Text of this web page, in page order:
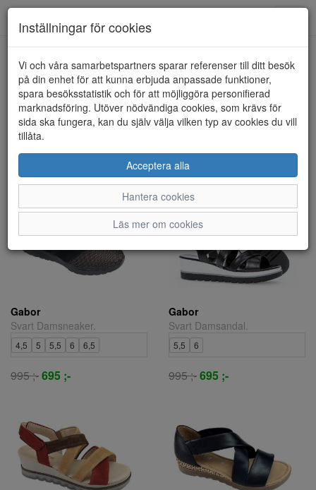
Gabor (21 artiklar)
Sortera efter:
Gabor
Svart Damsneaker.
4,5 5 5,5 6 6,5
995 ;-695 ;-
Gabor
Svart Damsandal.
5,5 6
995 ;-695 ;-
Inställningar för cookies
Vi och våra samarbetspartners sparar referenser till ditt besök
på din enhet för att kunna erbjuda anpassade funktioner,
spara besöksstatistik och för att möjliggöra personifierad
marknadsföring. Utöver nödvändiga cookies, som krävs för
sida ska fungera, kan du själv välja vilken typ av cookies du vill
tillåta.
Acceptera alla
Hantera cookies
Läs mer om cookies